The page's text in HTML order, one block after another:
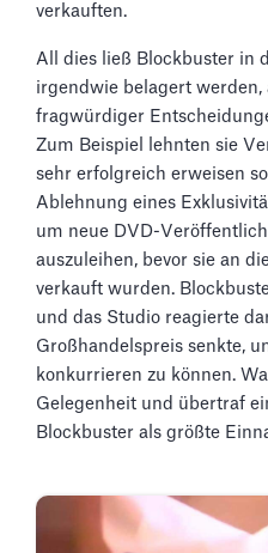
verkauften.
All dies ließ Blockbuster in
irgendwie belagert werden,
fragwürdiger
Zum Beispiel lehnten sie
sehr erfolgreich erweisen
Ablehnung eines
um neue DVD-
auszuleihen, bevor sie an
verkauft wurden.
und das Studio reagierte
Großhandelspreis senkte,
konkurrieren zu können.
Gelegenheit und übertraf
Blockbuster als größte